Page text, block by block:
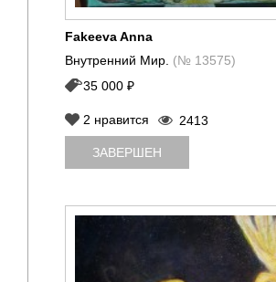
Fakeeva Anna
Внутренний Мир. (№ 13575)
35 000 ₽
2 нравится 2413
ЗАВЕРШЕН